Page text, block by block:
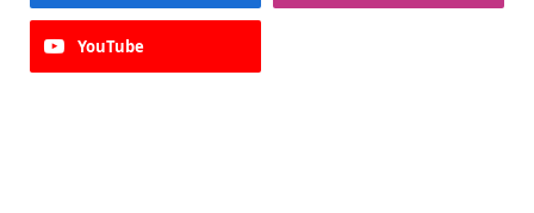
YouTube